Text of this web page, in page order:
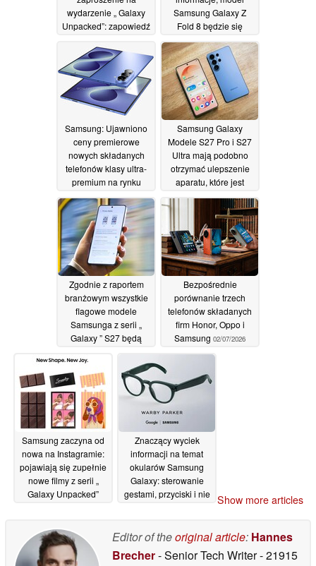
wydarzenie „ Galaxy
Unpacked”: zapowiedź
premiery modelu „
Apple ”, która ma się
odbyć we wrześniu
08/07/2026
Samsung Galaxy Z
Fold 8 będzie się
modelu Galaxy Z Fold
706/07/2026
Samsung: Ujawniono
ceny premierowe
nowych składanych
telefonów klasy ultra-
premium na rynku
04/07/2026
Samsung Galaxy
Modele S27 Pro i S27
Ultra mają podobno
otrzymać ulepszenie
aparatu, które jest
03/07/2026
Zgodnie z raportem
branżowym wszystkie
flagowe modele
Samsunga z serii „
Galaxy ” S27 będą
ekskluzywną funkcję „
Galaxy ” znaną z
modelu S26 Ultra
02/07/2026
Bezpośrednie
porównanie trzech
telefonów składanych
firm Honor, Oppo i
Samsung 02/07/2026
Samsung zaczyna od
nowa na Instagramie:
pojawiają się zupełnie
nowe filmy z serii „
Galaxy Unpacked”
Znaczący wyciek
informacji na temat
okularów Samsung
Galaxy: sterowanie
gestami, przyciski i nie
Show more articles
Editor of theoriginal article: Hannes
Brecher- Senior Tech Writer- 21915